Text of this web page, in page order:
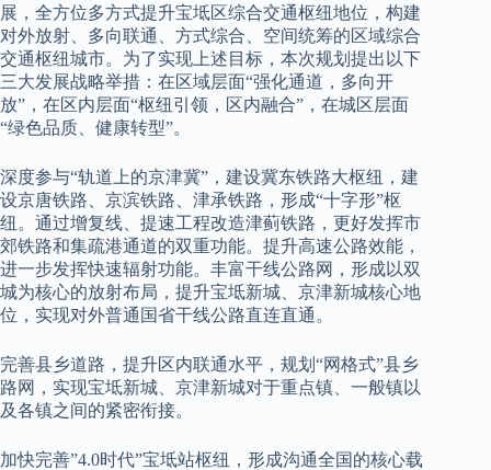
展，全方位多方式提升宝坻区综合交通枢纽地位，构建
对外放射、多向联通、方式综合、空间统筹的区域综合
交通枢纽城市。为了实现上述目标，本次规划提出以下
三大发展战略举措：在区域层面“强化通道，多向开
放”，在区内层面“枢纽引领，区内融合”，在城区层面
“绿色品质、健康转型”。
深度参与“轨道上的京津冀”，建设冀东铁路大枢纽，建
设京唐铁路、京滨铁路、津承铁路，形成“十字形”枢
纽。通过增复线、提速工程改造津蓟铁路，更好发挥市
郊铁路和集疏港通道的双重功能。提升高速公路效能，
进一步发挥快速辐射功能。丰富干线公路网，形成以双
城为核心的放射布局，提升宝坻新城、京津新城核心地
位，实现对外普通国省干线公路直连直通。
完善县乡道路，提升区内联通水平，规划“网格式”县乡
路网，实现宝坻新城、京津新城对于重点镇、一般镇以
及各镇之间的紧密衔接。
加快完善”4.0时代”宝坻站枢纽，形成沟通全国的核心载